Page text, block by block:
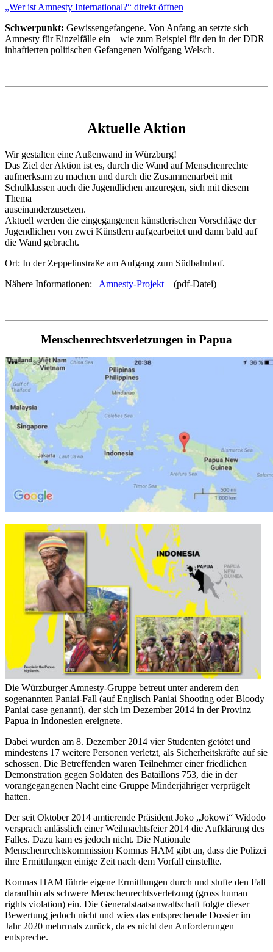
anzeigen
„Wer ist Amnesty International?“ direkt öffnen
Schwerpunkt: Gewissengefangene. Von Anfang an setzte sich
Amnesty für Einzelfälle ein – wie zum Beispiel für den in der DDR
inhaftierten politischen Gefangenen Wolfgang Welsch.
Aktuelle Aktion
Wir gestalten eine Außenwand in Würzburg!
Das Ziel der Aktion ist es, durch die Wand auf Menschenrechte
aufmerksam zu machen und durch die Zusammenarbeit mit
Schulklassen auch die Jugendlichen anzuregen, sich mit diesem
Thema
auseinanderzusetzen.
Aktuell werden die eingegangenen künstlerischen Vorschläge der
Jugendlichen von zwei Künstlern aufgearbeitet und dann bald auf
die Wand gebracht.
Ort: In der Zeppelinstraße am Aufgang zum Südbahnhof.
Nähere Informationen: Amnesty-Projekt (pdf-Datei)
Menschenrechtsverletzungen in Papua
Die Würzburger Amnesty-Gruppe betreut unter anderem den
sogenannten Paniai-Fall (auf Englisch Paniai Shooting oder Bloody
Paniai case genannt), der sich im Dezember 2014 in der Provinz
Papua in Indonesien ereignete.
Dabei wurden am 8. Dezember 2014 vier Studenten getötet und
mindestens 17 weitere Personen verletzt, als Sicherheitskräfte auf sie
schossen. Die Betreffenden waren Teilnehmer einer friedlichen
Demonstration gegen Soldaten des Bataillons 753, die in der
vorangegangenen Nacht eine Gruppe Minderjähriger verprügelt
hatten.
Der seit Oktober 2014 amtierende Präsident Joko „Jokowi“ Widodo
versprach anlässlich einer Weihnachtsfeier 2014 die Aufklärung des
Falles. Dazu kam es jedoch nicht. Die Nationale
Menschenrechtskommission Komnas HAM gibt an, dass die Polizei
ihre Ermittlungen einige Zeit nach dem Vorfall einstellte.
Komnas HAM führte eigene Ermittlungen durch und stufte den Fall
daraufhin als schwere Menschenrechtsverletzung (gross human
rights violation) ein. Die Generalstaatsanwaltschaft folgte dieser
Bewertung jedoch nicht und wies das entsprechende Dossier im
Jahr 2020 mehrmals zurück, da es nicht den Anforderungen
entspreche.